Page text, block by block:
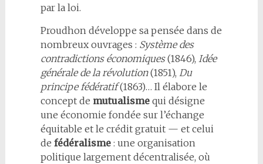
par la loi.
Proudhon développe sa pensée dans de
nombreux ouvrages : Système des
contradictions économiques(1846), Idée
générale de la révolution(1851), Du
principe fédératif(1863)… Il élabore le
concept de mutualismequi désigne
une économie fondée sur l’échange
équitable et le crédit gratuit — et celui
de fédéralisme: une organisation
politique largement décentralisée, où